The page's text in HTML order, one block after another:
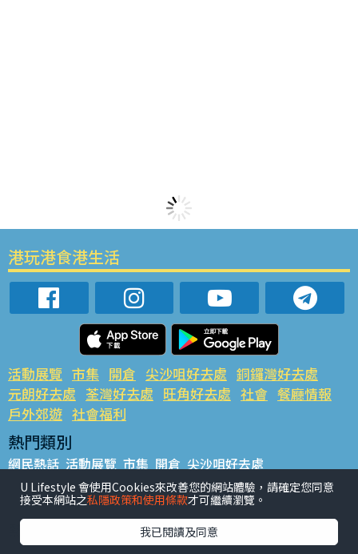
港玩港食港生活
活動展覽 市集 開倉 尖沙咀好去處 銅鑼灣好去處
元朗好去處 荃灣好去處 旺角好去處 社會 餐廳情報
戶外郊遊 社會福利
熱門類別
網民熱話 活動展覽 市集 開倉 尖沙咀好去處
銅鑼灣好去處 元朗好去處 荃灣好去處 旺角好去處 社會
餐廳情報 戶外郊遊
熱門標籤
U Lifestyle 會使用Cookies來改善您的網站體驗，請確定您同意
接受本網站之私隱政策和使用條款才可繼續瀏覽。
我已閱讀及同意